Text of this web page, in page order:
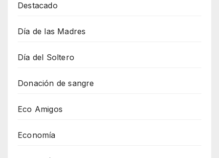
Destacado
Día de las Madres
Día del Soltero
Donación de sangre
Eco Amigos
Economía